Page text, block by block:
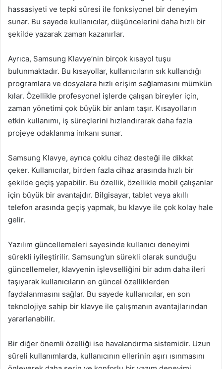
hassasiyeti ve tepki süresi ile fonksiyonel bir deneyim
sunar. Bu sayede kullanıcılar, düşüncelerini daha hızlı bir
şekilde yazarak zaman kazanırlar.
Ayrıca, Samsung Klavye’nin birçok kısayol tuşu
bulunmaktadır. Bu kısayollar, kullanıcıların sık kullandığı
programlara ve dosyalara hızlı erişim sağlamasını mümkün
kılar. Özellikle profesyonel işlerde çalışan bireyler için,
zaman yönetimi çok büyük bir anlam taşır. Kısayolların
etkin kullanımı, iş süreçlerini hızlandırarak daha fazla
projeye odaklanma imkanı sunar.
Samsung Klavye, ayrıca çoklu cihaz desteği ile dikkat
çeker. Kullanıcılar, birden fazla cihaz arasında hızlı bir
şekilde geçiş yapabilir. Bu özellik, özellikle mobil çalışanlar
için büyük bir avantajdır. Bilgisayar, tablet veya akıllı
telefon arasında geçiş yapmak, bu klavye ile çok kolay hale
gelir.
Yazılım güncellemeleri sayesinde kullanıcı deneyimi
sürekli iyileştirilir. Samsung’un sürekli olarak sunduğu
güncellemeler, klavyenin işlevselliğini bir adım daha ileri
taşıyarak kullanıcıların en güncel özelliklerden
faydalanmasını sağlar. Bu sayede kullanıcılar, en son
teknolojiye sahip bir klavye ile çalışmanın avantajlarından
yararlanabilir.
Bir diğer önemli özelliği ise havalandırma sistemidir. Uzun
süreli kullanımlarda, kullanıcının ellerinin aşırı ısınmasını